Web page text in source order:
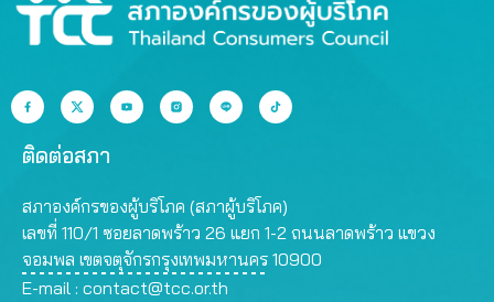
ติดต่อสภา
สภาองค์กรของผู้บริโภค (สภาผู้บริโภค)
เลขที่ 110/1 ซอยลาดพร้าว 26 แยก 1-2 ถนนลาดพร้าว แขวง
จอมพล เขตจตุจักรกรุงเทพมหานคร 10900
E-mail : contact@tcc.or.th